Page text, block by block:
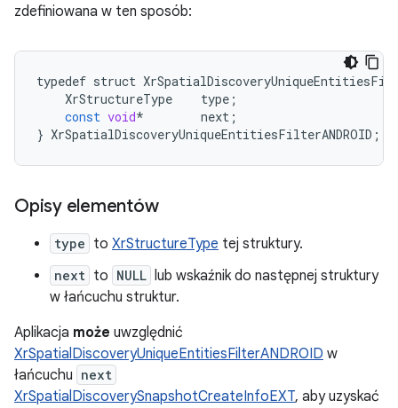
zdefiniowana w ten sposób:
typedef struct
XrStructureType
type ;
const void* next ;
} XrSpatialDiscoveryUniqueEntitiesFilterANDROID ;
Opisy elementów
type to XrStructureType tej struktury.
next to NULL lub wskaźnik do następnej struktury
w łańcuchu struktur.
Aplikacja może uwzględnić
XrSpatialDiscoveryUniqueEntitiesFilterANDROID w
łańcuchu next
XrSpatialDiscoverySnapshotCreateInfoEXT, aby uzyskać